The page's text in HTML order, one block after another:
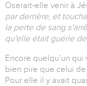
Oserait-elle venir à
par derrière, et
la perte de sang
qu'elle était guérie de
Encore quelqu’un
bien pire que celui
Pour elle il y avait